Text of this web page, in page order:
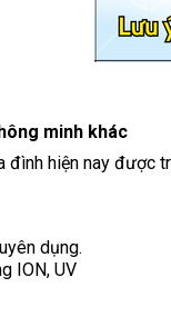
minh khác
đình hiện nay được
dụng.
ION, UV